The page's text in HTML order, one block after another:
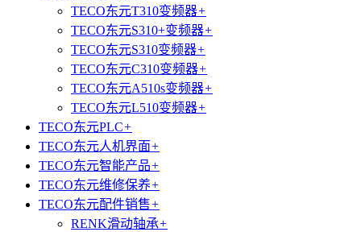
TECO东元T310变频器+
TECO东元S310+变频器+
TECO东元S310变频器+
TECO东元C310变频器+
TECO东元A510s变频器+
TECO东元L510变频器+
TECO东元PLC+
TECO东元人机界面+
TECO东元智能产品+
TECO东元维修保养+
TECO东元配件销售+
RENK滑动轴承+